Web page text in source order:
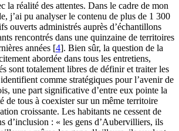
la réalité des attentes. Dans le cadre de mon
j’ai pu analyser le contenu de plus de 1 300
ouverts administrés auprès d’échantillons
rencontrés dans une quinzaine de territoires
années [4]. Bien sûr, la question de la
abordée dans tous les entretiens,
sont totalement libres de définir et traiter les
comme stratégiques pour l’avenir de
une part significative d’entre eux pointe la
de tous à coexister sur un même territoire
croissante. Les habitants ne cessent de
d’inclusion : « les gens d’Aubervilliers, ils